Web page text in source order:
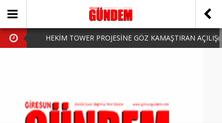
HEKİM TOWER PROJESİNE GÖZ KAMAŞTIRAN AÇILIŞ
HARUN CİCİ: VİDEOYU GÖRÜNCE GÖZLERİM DOLDU